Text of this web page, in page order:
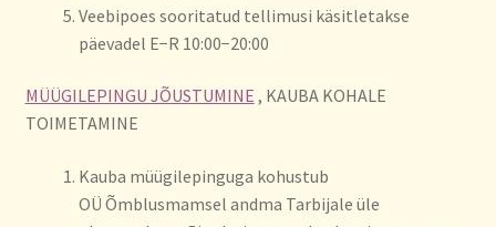
Veebipoes sooritatud tellimusi käsitletakse
päevadel E−R 10:00−20:00
MÜÜGILEPINGU JÕUSTUMINE , KAUBA KOHALE
TOIMETAMINE
Kauba müügilepinguga kohustub
OÜ Õmblusmamsel andma Tarbijale üle